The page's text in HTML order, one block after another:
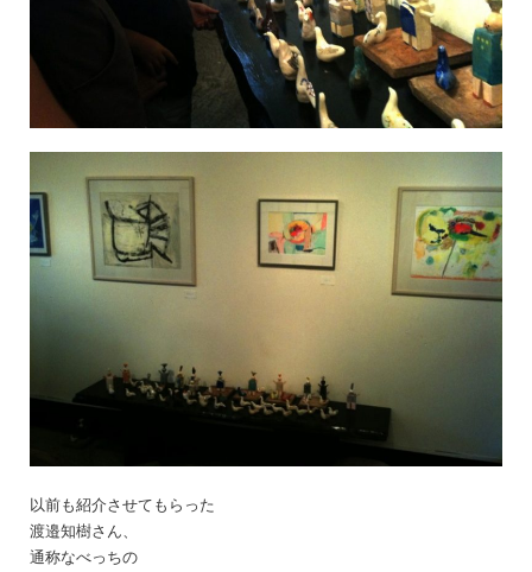
以前も紹介させてもらった
渡邉知樹さん、
通称なべっちの